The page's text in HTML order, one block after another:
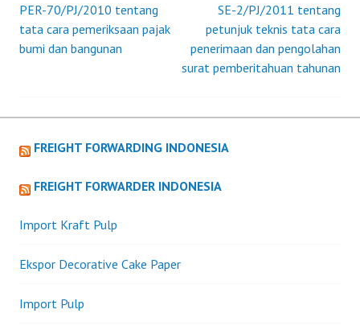
TATA
navigation
PER-70/PJ/2010 tentang
tata cara pemeriksaan pajak
bumi dan bangunan
SE-2/PJ/2011 tentang
petunjuk teknis tata cara
penerimaan dan pengolahan
surat pemberitahuan tahunan
FREIGHT FORWARDING INDONESIA
FREIGHT FORWARDER INDONESIA
Import Kraft Pulp
Ekspor Decorative Cake Paper
Import Pulp